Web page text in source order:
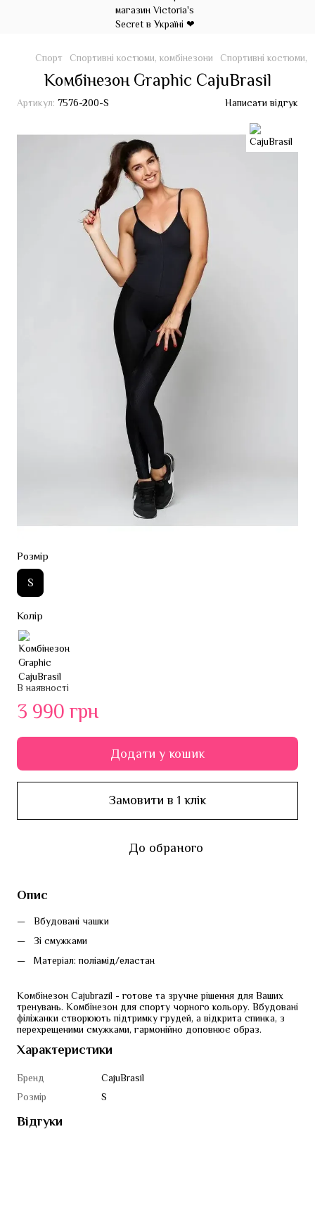
Спорт Спортивні костюми, комбінезони Спортивні костюми,
Комбінезон Graphic CajuBrasil
Артикул: 7576-200-S Написати відгук
Розмір
S
Колір
В наявності
3 990 грн
Додати у кошик
Замовити в 1 клік
До обраного
Опис
Вбудовані чашки
Зі смужками
Матеріал: поліамід/еластан
Комбінезон Cajubrazil - готове та зручне рішення для Ваших
тренувань. Комбінезон для спорту чорного кольору. Вбудовані
філіжанки створюють підтримку грудей, а відкрита спинка, з
перехрещеними смужками, гармонійно доповнює образ.
Характеристики
Бренд
CajuBrasil
Розмір
S
Відгуки